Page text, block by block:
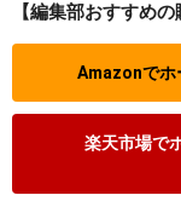
【編集部おすすめの
Amazonでホ
楽天市場で